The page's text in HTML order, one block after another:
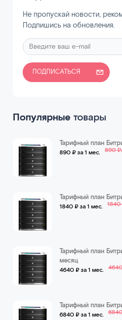
Не пропускай новости,
Подпишись на обновления.
ПОДПИСАТЬСЯ
Популярныетовары
Тарифный план
890 ₽ за 1 мес. 890
Тарифный план
1840 ₽ за 1 мес.
Тарифный план
месяц
4640 ₽ за 1 мес.
Тарифный план
6840 ₽ за 1 мес.